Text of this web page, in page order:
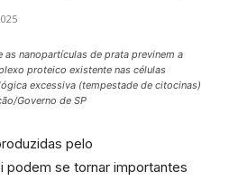
nanopartículas de prata previnem a
proteico existente nas células
excessiva (tempestade de citocinas)
Governo de SP
pelo
podem se tornar importantes